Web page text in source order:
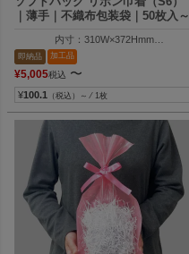
｜薄手｜不織布包装袋｜50枚入～
内寸：310W×372Hmm
外寸：310W×500Hmm
即納品 加工品
¥5,005税込 〜
¥100.1 （税込）～ ⁄ 1枚